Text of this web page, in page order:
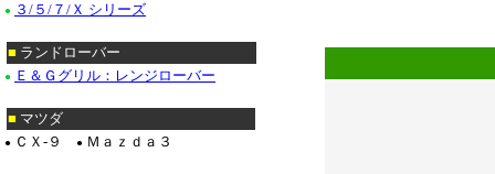
● ３/５/７/Ｘ シリーズ
■ ランドローバー
● Ｅ＆Ｇグリル：レンジローバー
■ マツダ
● ＣＸ-９ ● Ｍａｚｄａ３